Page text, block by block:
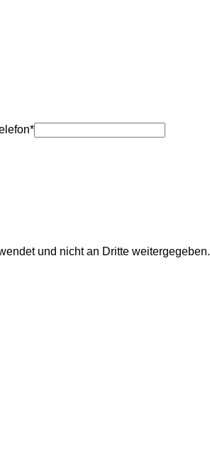
und nicht an Dritte weitergegeben.